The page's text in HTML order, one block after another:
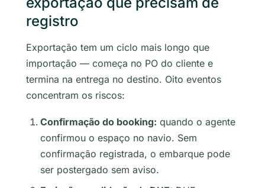
registro
Exportação tem um ciclo mais longo que
importação — começa no PO do cliente e
termina na entrega no destino. Oito eventos
concentram os riscos:
Confirmação do booking: quando o agente
confirmou o espaço no navio. Sem
confirmação registrada, o embarque pode
ser postergado sem aviso.